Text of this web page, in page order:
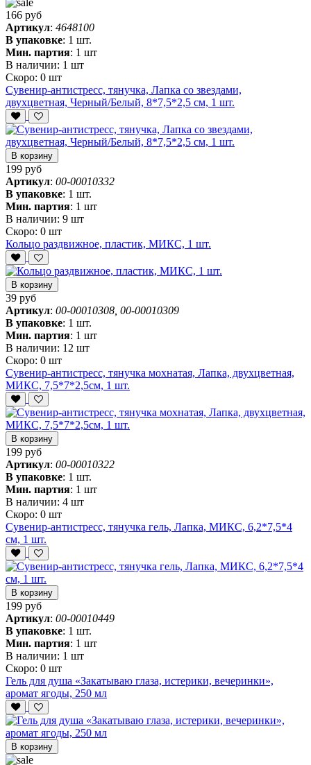
166 руб
Артикул: 4648100
В упаковке: 1 шт.
Мин. партия: 1 шт
В наличии: 1 шт
Скоро: 0 шт
Сувенир-антистресс, тянучка, Лапка со звездами,
двухцветная, Черный/Белый, 8*7,5*2,5 см, 1 шт.
В корзину
199 руб
Артикул: 00-00010332
В упаковке: 1 шт.
Мин. партия: 1 шт
В наличии: 9 шт
Скоро: 0 шт
Кольцо раздвижное, пластик, МИКС, 1 шт.
В корзину
39 руб
Артикул: 00-00010308, 00-00010309
В упаковке: 1 шт.
Мин. партия: 1 шт
В наличии: 12 шт
Скоро: 0 шт
Сувенир-антистресс, тянучка мохнатая, Лапка, двухцветная,
МИКС, 7,5*7*2,5см, 1 шт.
В корзину
199 руб
Артикул: 00-00010322
В упаковке: 1 шт.
Мин. партия: 1 шт
В наличии: 4 шт
Скоро: 0 шт
Сувенир-антистресс, тянучка гель, Лапка, МИКС, 6,2*7,5*4
см, 1 шт.
В корзину
199 руб
Артикул: 00-00010449
В упаковке: 1 шт.
Мин. партия: 1 шт
В наличии: 1 шт
Скоро: 0 шт
Гель для душа «Закатываю глаза, истерики, вечеринки»,
аромат ягоды, 250 мл
В корзину